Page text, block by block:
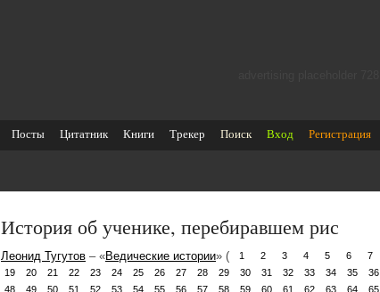
Посты Цитатник Книги Трекер Поиск Вход Регистрация
История об ученике, перебиравшем рис
Леонид Тугутов – «Ведические истории» ( 1 2 3 4 5 6 7
19
20 21 22 23 24 25 26 27 28 29 30 31 32 33 34 35 36
48
49 50 51 52 53 54 55 56 57 58 59 60 61 62 63 64 65